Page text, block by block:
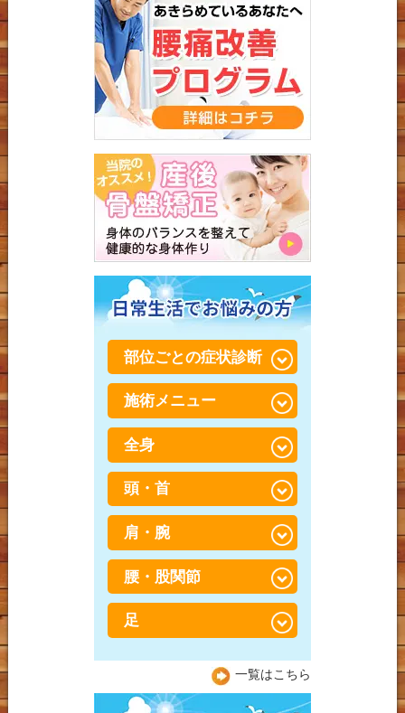
部位ごとの症状診断
腰が重い・だるい
施術メニュー
骨盤・骨格矯正×筋肉調整
（パートナーストレッ
チ）
骨盤・骨格矯正
鍼灸
産後骨盤矯正
会員制 トレーニング×整
体
加圧「BOOSTER」トレー
全身
スポーツ障害・スポーツ
外傷
捻挫・肉離れ
打撲（だぼく）・打ち身
頭・首
寝違え
ストレートネック
顎関節症（がくかんせつ
しょう）
肩・腕
五十肩
かくでぐちしょうこうぐ
ん）
腰・股関節
足の付け根の違和感、放
置していませんか？日本
人に多い「股関節」の悩
足
腸脛靭帯炎（ちょうけい
一覧はこちら